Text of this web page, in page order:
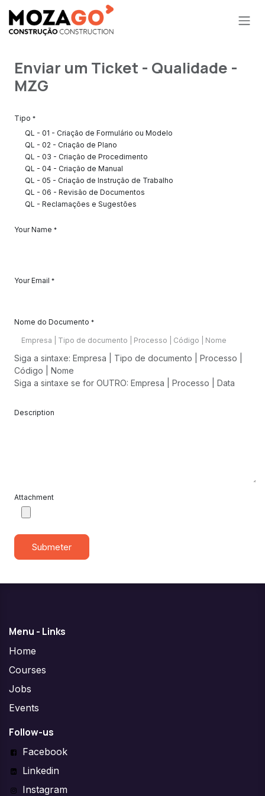
Enviar um Ticket - Qualidade -
MZG
Tipo *
QL - 01 - Criação de Formulário ou Modelo
QL - 02 - Criação de Plano
QL - 03 - Criação de Procedimento
QL - 04 - Criação de Manual
QL - 05 - Criação de Instrução de Trabalho
QL - 06 - Revisão de Documentos
QL - Reclamações e Sugestões
Your Name *
Your Email *
Nome do Documento *
Siga a sintaxe: Empresa | Tipo de documento | Processo |
Código | Nome
Siga a sintaxe se for OUTRO: Empresa | Processo | Data
Description
Attachment
Submeter
Menu - Links
Home
Courses
Jobs
Events
Follow-us
Facebook
Linkedin
Instagram